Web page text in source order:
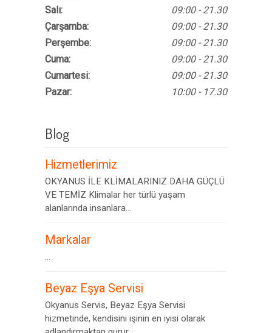
Salı:
Çarşamba:
Perşembe:
Cuma:
Cumartesi:
Pazar:
09:00 - 21.30
09:00 - 21.30
09:00 - 21.30
09:00 - 21.30
09:00 - 21.30
10:00 - 17.30
Blog
Hizmetlerimiz
OKYANUS İLE KLİMALARINIZ DAHA GÜÇLÜ
VE TEMİZ Klimalar her türlü yaşam
alanlarında insanlara...
Markalar
...
Beyaz Eşya Servisi
Okyanus Servis, Beyaz Eşya Servisi
hizmetinde, kendisini işinin en iyisi olarak